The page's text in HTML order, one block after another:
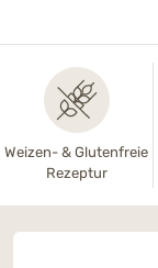
Weizen- & Glutenfreie
Rezeptur